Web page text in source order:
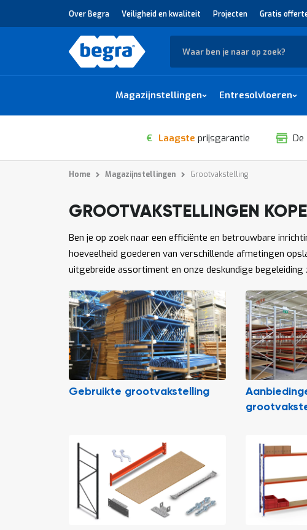
Over Begra Veiligheid en kwaliteit Projecten Gratis
Zoek
Magazijnstellingen Entresolvloeren
€ Laagste prijsgarantie De
Home Magazijnstellingen Grootvakstelling
GROOTVAKSTELLINGEN
Ben je op zoek naar een efficiënte en betrouwbare
hoeveelheid goederen van verschillende afmetingen
uitgebreide assortiment en onze deskundige
Gebruikte grootvakstelling